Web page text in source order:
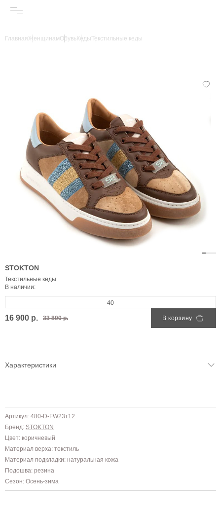
ГлавнаяЖенщинамОбувьКедыТекстильные кеды
STOKTON
Текстильные кеды
В наличии:
40
16 900 р. 33 800 р. В корзину
Характеристики
Артикул: 480-D-FW23т12
Бренд: STOKTON
Цвет: коричневый
Материал верха: текстиль
Материал подкладки: натуральная кожа
Подошва: резина
Сезон: Осень-зима